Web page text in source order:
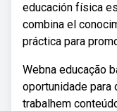
educación física
combina el
práctica para
Webna educação
oportunidade
trabalhem